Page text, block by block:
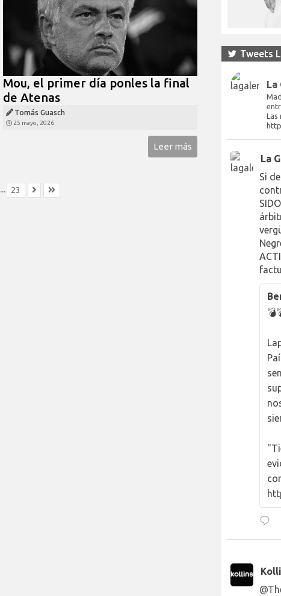
Mou, el primer día ponles la final
de Atenas
Tomás Guasch
25 mayo, 2026
Leer más
... 23
Tweets
La
Las
La
Si